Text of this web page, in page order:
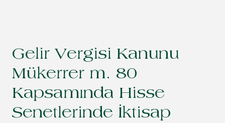
Gelir Vergisi Kanunu
Mükerrer m. 80
Kapsamında Hisse
Senetlerinde İktisap